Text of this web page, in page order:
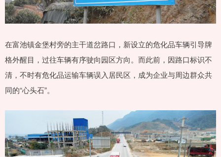
在富池镇金堡村旁的主干道岔路口，新设立的危化品车辆引导牌
格外醒目，过往车辆有序驶向园区方向。而此前，因路口标识不
清，不时有危化品运输车辆误入居民区，成为企业与周边群众共
同的“心头石”。